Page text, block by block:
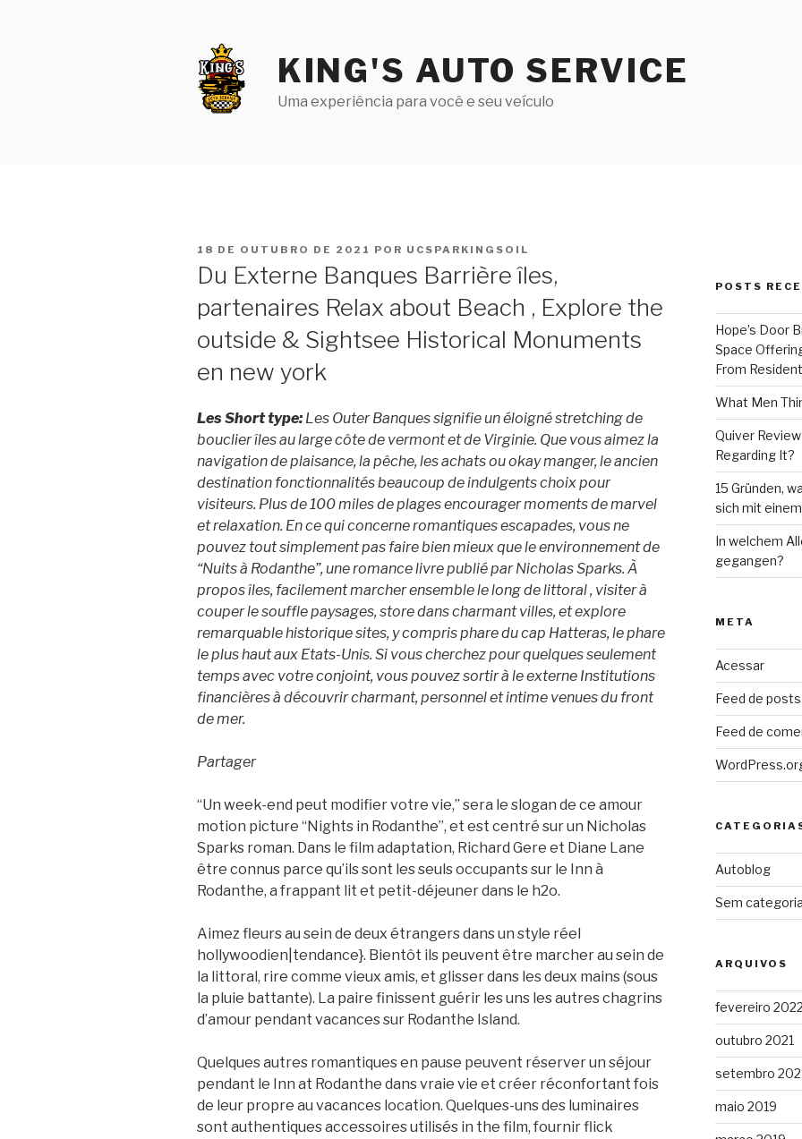
KING'S AUTO SERVICE
Uma experiência para você e seu veículo
PUBLICADO
18 DE OUTUBRO DE 2021 POR UCSPARKINGSOIL
Du Externe Banques Barrière îles,
partenaires Relax about Beach , Explore the
outside & Sightsee Historical Monuments
en new york
Les Short type: Les Outer Banques signifie un éloigné stretching de
bouclier îles au large côte de vermont et de Virginie. Que vous aimez la
navigation de plaisance, la pêche, les achats ou okay manger, le ancien
destination fonctionnalités beaucoup de indulgents choix pour
visiteurs. Plus de 100 miles de plages encourager moments de marvel
et relaxation. En ce qui concerne romantiques escapades, vous ne
pouvez tout simplement pas faire bien mieux que le environnement de
“Nuits à Rodanthe”, une romance livre publié par Nicholas Sparks. À
propos îles, facilement marcher ensemble le long de littoral , visiter à
couper le souffle paysages, store dans charmant villes, et explore
remarquable historique sites, y compris phare du cap Hatteras, le phare
le plus haut aux Etats-Unis. Si vous cherchez pour quelques seulement
temps avec votre conjoint, vous pouvez sortir à le externe Institutions
financières à découvrir charmant, personnel et intime venues du front
de mer.
Partager
“Un week-end peut modifier votre vie,” sera le slogan de ce amour
motion picture “Nights in Rodanthe”, et est centré sur un Nicholas
Sparks roman. Dans le film adaptation, Richard Gere et Diane Lane
être connus parce qu’ils sont les seuls occupants sur le Inn à
Rodanthe, a frappant lit et petit-déjeuner dans le h2o.
Aimez fleurs au sein de deux étrangers dans un style réel
hollywoodien|tendance}. Bientôt ils peuvent être marcher au sein de
la littoral, rire comme vieux amis, et glisser dans les deux mains (sous
la pluie battante). La paire finissent guérir les uns les autres chagrins
d’amour pendant vacances sur Rodanthe Island.
Quelques autres romantiques en pause peuvent réserver un séjour
pendant le Inn at Rodanthe dans vraie vie et créer réconfortant fois
de leur propre au vacances location. Quelques-uns des luminaires
sont authentiques accessoires utilisés in the film, fournir flick
POSTS
Hope’s Door
Space
From
What Men
Quiver Review
Regarding It?
15 Gründen,
sich mit
In welchem
gegangen?
META
Acessar
Feed de posts
Feed de
Autoblog
Sem categoria
ARQUIVOS
fevereiro 2022
outubro 2021
setembro
maio 2019